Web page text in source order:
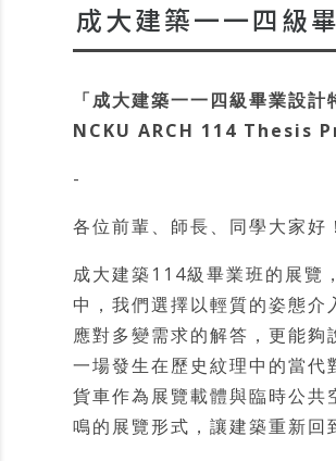
成大建築一一四級
「成大建築一一四級畢業設計
NCKU ARCH 114
-
各位前輩、師長、同學大家好！
成大建築114級畢業班的展覽
中，我們選擇以輕質的姿態
應對多變需求的解答，更能
一場發生在歷史紋理中的當
貨車作為展覽載體與臨時公
鳴的展覽形式，讓建築重新回